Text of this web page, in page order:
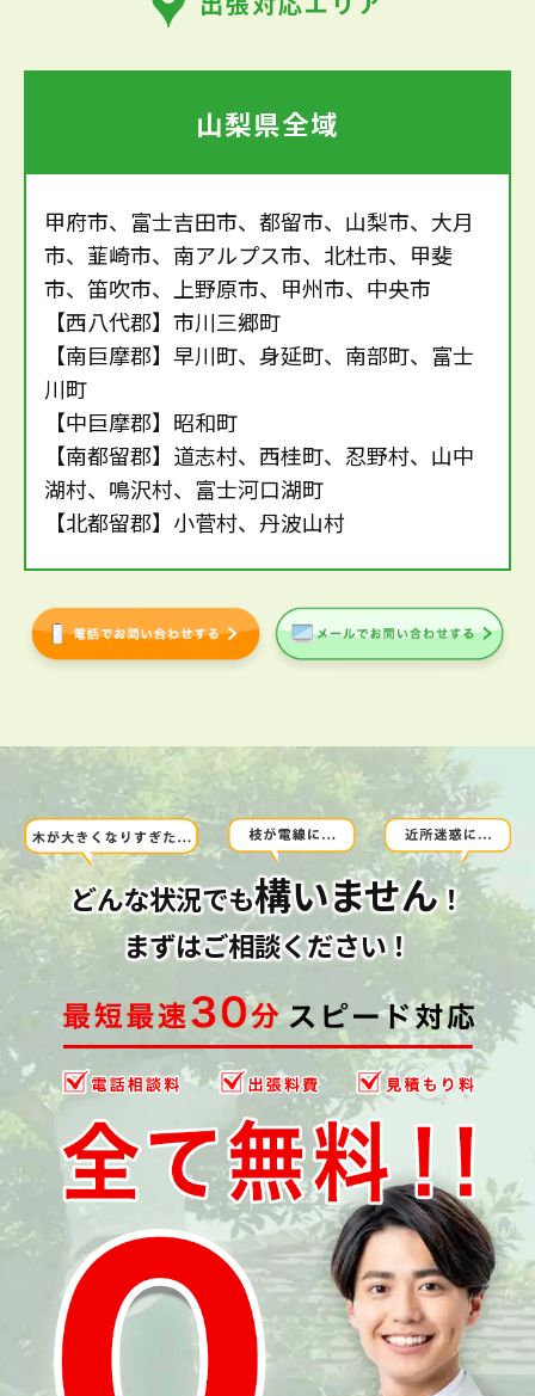
山梨県全域
甲府市、富士吉田市、都留市、山梨市、大月
市、韮崎市、南アルプス市、北杜市、甲斐
市、笛吹市、上野原市、甲州市、中央市
【西八代郡】市川三郷町
【南巨摩郡】早川町、身延町、南部町、富士
川町
【中巨摩郡】昭和町
【南都留郡】道志村、西桂町、忍野村、山中
湖村、鳴沢村、富士河口湖町
【北都留郡】小菅村、丹波山村
どんな状況でも構いません！
まずはご相談ください！